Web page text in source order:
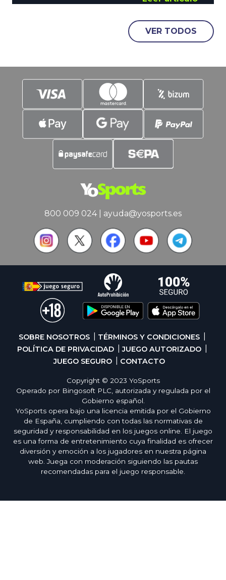
que se disputará antes del US Open, y el
terremoto en el Circuito ATP es
importante. La situación del Tenis
Masculino, con Sinner y Alcaraz muy por
VER TODOS
800 009 024| ayuda@yosports.es
SOBRE NOSOTROS
TÉRMINOS Y CONDICIONES
POLÍTICA DE PRIVACIDAD
JUEGO AUTORIZADO
JUEGO SEGURO
CONTACTO
Copyright © 2023 YoSports
Operado por Bingosoft PLC, autorizada y regulada por el
Gobierno español.
YoSports opera bajo una licencia emitida por el Gobierno
de España, cumpliendo con todas las normativas de
seguridad y responsabilidad en los juegos online. El juego
es una forma de entretenimiento cuya finalidad es ofrecer
diversión y emoción a los jugadores en nuestra página
web. Juega con moderación siguiendo las pautas
recomendadas para el juego responsable.